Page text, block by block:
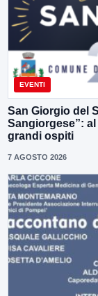
EVENTI
San Giorgio del
Sangiorgese”:
grandi ospiti
7 AGOSTO 2026